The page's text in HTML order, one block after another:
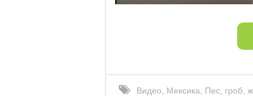
Видео Мексика Пес гроб